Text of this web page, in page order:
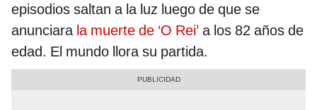
episodios saltan a la luz luego de que se
anunciarala muerte de ‘O Rei’ a los 82 años de
edad. El mundo llora su partida.